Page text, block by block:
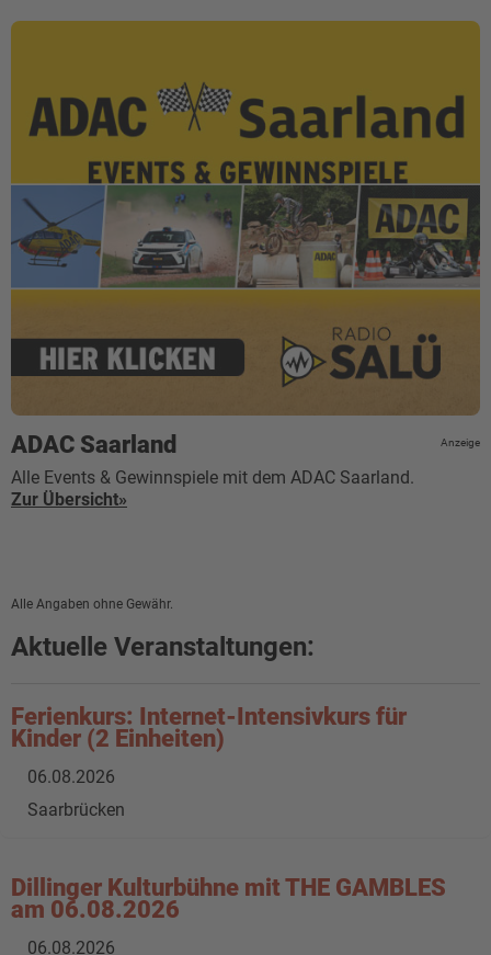
ADAC Saarland Anzeige
Alle Events & Gewinnspiele mit dem ADAC Saarland.
Zur Übersicht»
Alle Angaben ohne Gewähr.
Aktuelle Veranstaltungen:
Ferienkurs: Internet-Intensivkurs für
Kinder (2 Einheiten)
06.08.2026
Saarbrücken
Dillinger Kulturbühne mit THE GAMBLES
am 06.08.2026
06.08.2026